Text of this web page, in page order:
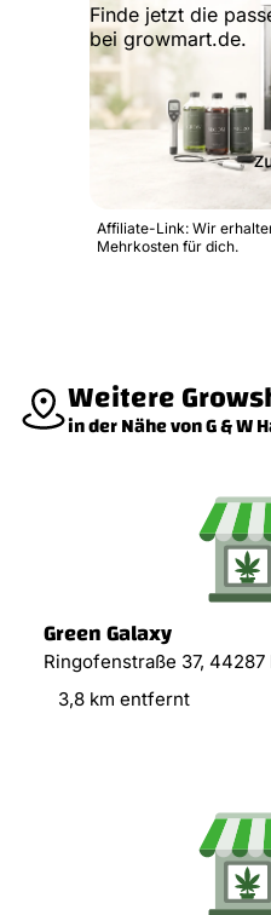
Finde jetzt die
bei growmart.de.
Affiliate-Link: Wir
Mehrkosten für dich.
Weitere
in der Nähe von G & W
Green Galaxy
Ringofenstraße 37, 44287
3,8 km entfernt